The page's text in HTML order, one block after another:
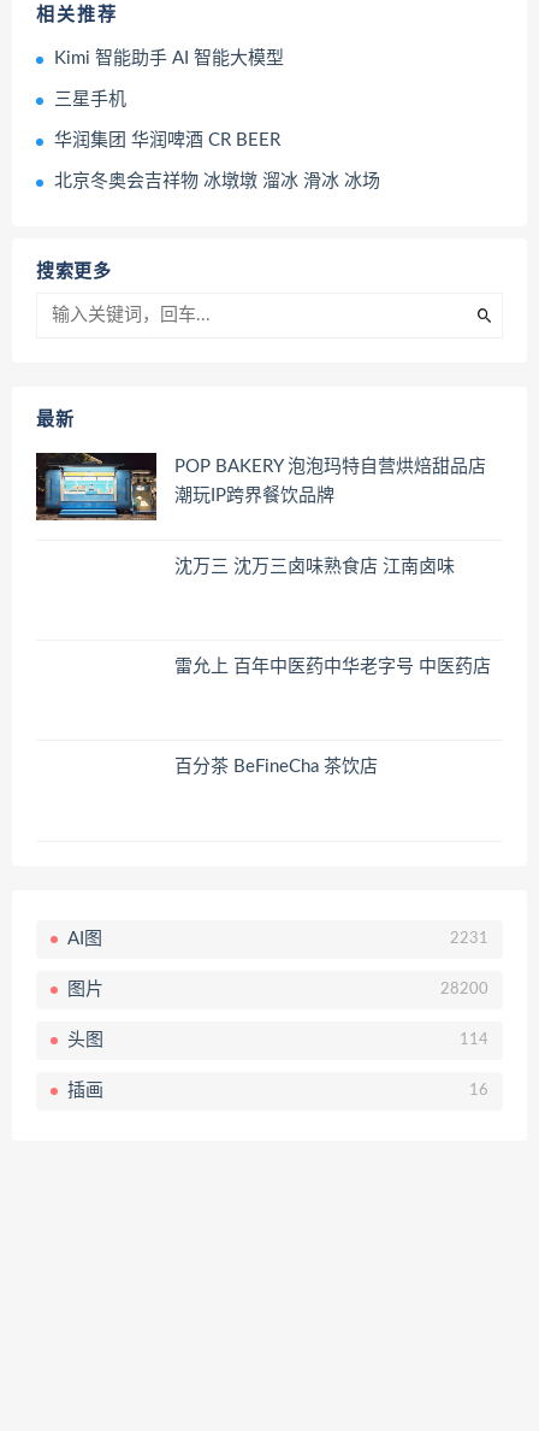
相关推荐
Kimi 智能助手 AI 智能大模型
三星手机
华润集团 华润啤酒 CR BEER
北京冬奥会吉祥物 冰墩墩 溜冰 滑冰 冰场
搜索更多
最新
POP BAKERY 泡泡玛特自营烘焙甜品店
潮玩IP跨界餐饮品牌
沈万三 沈万三卤味熟食店 江南卤味
雷允上 百年中医药中华老字号 中医药店
百分茶 BeFineCha 茶饮店
AI图 2231
图片 28200
头图 114
插画 16